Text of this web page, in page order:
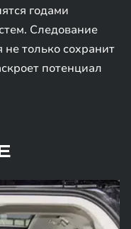
годами
Следование
только сохранит
потенциал